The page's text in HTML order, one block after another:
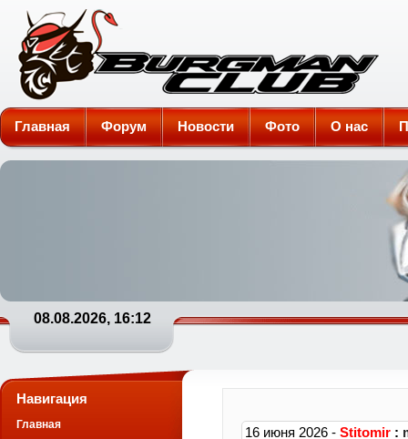
Burgman-Club
Главная Форум Новости Фото О нас
08.08.2026, 16:12
Навигация
Главная